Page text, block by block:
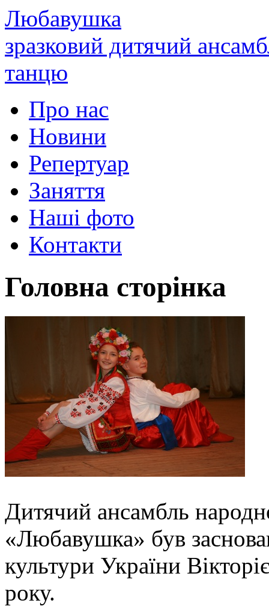
Любавушка
зразковий дитячий
танцю
Про нас
Новини
Репертуар
Заняття
Наші фото
Контакти
Головна сторінка
Дитячий ансамбль
«Любавушка» був
культури України
року.